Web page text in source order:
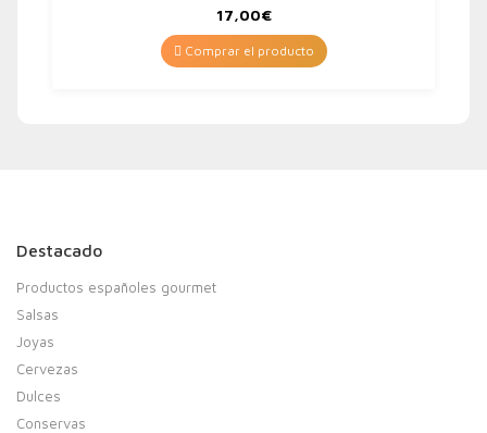
17,00€
Comprar el producto
Destacado
Productos españoles gourmet
Salsas
Joyas
Cervezas
Dulces
Conservas